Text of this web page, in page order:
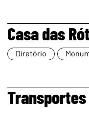
page
Casa das
Diretório
page
Transportes